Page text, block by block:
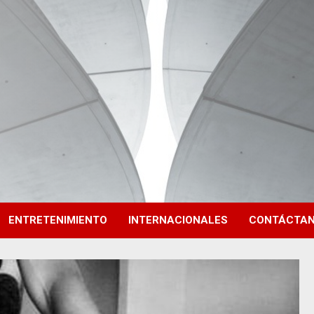
ENTRETENIMIENTO INTERNACIONALES